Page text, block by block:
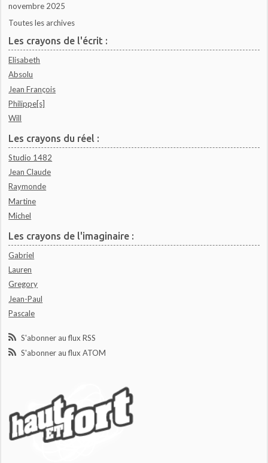
novembre 2025
Toutes les archives
Les crayons de l'écrit :
Elisabeth
Absolu
Jean François
Philippe[s]
Will
Les crayons du réel :
Studio 1482
Jean Claude
Raymonde
Martine
Michel
Les crayons de l'imaginaire :
Gabriel
Lauren
Gregory
Jean-Paul
Pascale
S'abonner au flux RSS
S'abonner au flux ATOM